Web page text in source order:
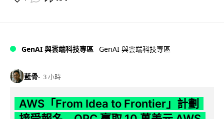
GenAI 與雲端科技專區 GenAI 與雲端科技專區
藍骨 3 小時
AWS「From Idea to Frontier」計劃